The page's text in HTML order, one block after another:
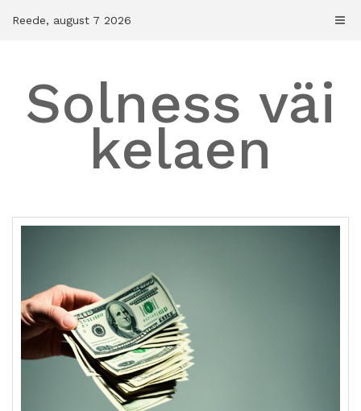
Reede, august 7 2026
Solness väi
kelaen